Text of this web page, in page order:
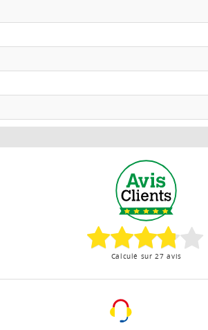
Calculé sur 27 avis